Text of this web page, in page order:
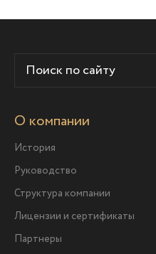
О компании
История
Руководство
Структура компании
Лицензии и сертификаты
Партнеры